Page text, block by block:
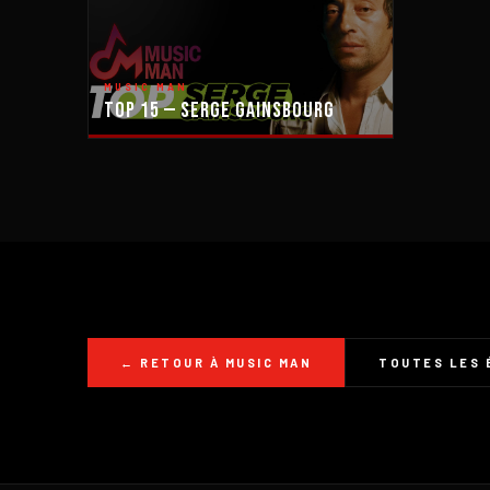
MUSIC MAN
Top 15 — Serge Gainsbourg
← RETOUR À MUSIC MAN TOUTES LES